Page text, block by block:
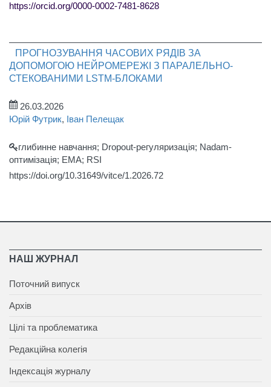
https://orcid.org/0000-0002-7481-8628
ПРОГНОЗУВАННЯ ЧАСОВИХ РЯДІВ ЗА
ДОПОМОГОЮ НЕЙРОМЕРЕЖІ З ПАРАЛЕЛЬНО-
СТЕКОВАНИМИ LSTM-БЛОКАМИ
26.03.2026
Юрій Футрик, Іван Пелещак
глибинне навчання; Dropout-регуляризація; Nadam-
оптимізація; EMA; RSI
https://doi.org/10.31649/vitce/1.2026.72
НАШ ЖУРНАЛ
Поточний випуск
Архів
Цілі та проблематика
Редакційна колегія
Індексація журналу